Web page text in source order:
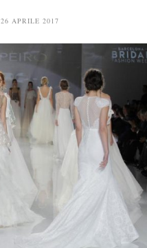
26 APRILE 2017